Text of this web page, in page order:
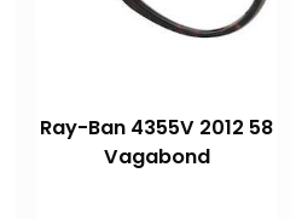
Ray-Ban 4355V 2012 58
Vagabond